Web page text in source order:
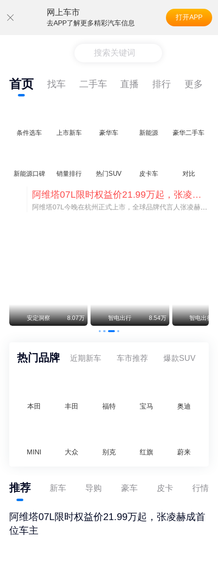
网上车市
去APP了解更多精彩汽车信息
打开APP
搜索关键词
首页 找车 二手车 直播 排行 更多
条件选车 上市新车 豪华车 新能源 豪华二手车
新能源口碑 销量排行 热门SUV 皮卡车 对比
阿维塔07L限时权益价21.99万起，张凌赫成首位车主
阿维塔07L今晚在杭州正式上市，全球品牌代言人张凌赫现场提车，成为这台车的第一位主人。三个版本：Elite纯电版22.99万，Max+后驱纯电版24.99万，Ultra三电机四驱版27.99万。
安定洞察 8.07万 智电出行 8.54万 智电出行
热门品牌 近期新车 车市推荐 爆款SUV
本田 丰田 福特 宝马 奥迪
MINI 大众 别克 红旗 蔚来
推荐 新车 导购 豪车 皮卡 行情
阿维塔07L限时权益价21.99万起，张凌赫成首
位车主